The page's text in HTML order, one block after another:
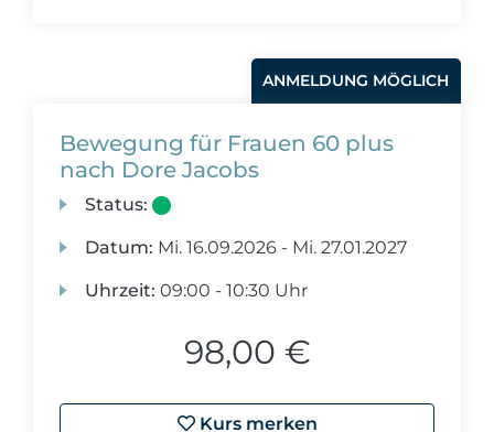
ANMELDUNG MÖGLICH
Bewegung für Frauen 60 plus
nach Dore Jacobs
Status:
Datum: Mi. 16.09.2026 - Mi. 27.01.2027
Uhrzeit: 09:00 - 10:30 Uhr
98,00 €
Kurs merken